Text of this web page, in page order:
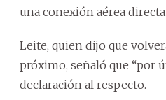
una conexión aérea
Leite, quien dijo que
próximo, señaló que “por
declaración al respecto.